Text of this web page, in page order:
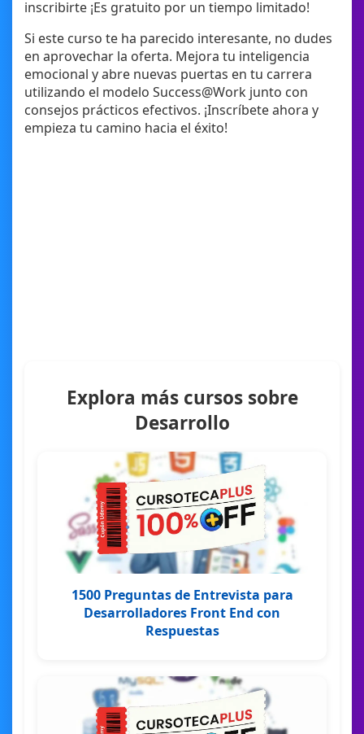
inscribirte ¡Es gratuito por un tiempo limitado!
Si este curso te ha parecido interesante, no dudes
en aprovechar la oferta. Mejora tu inteligencia
emocional y abre nuevas puertas en tu carrera
utilizando el modelo Success@Work junto con
consejos prácticos efectivos. ¡Inscríbete ahora y
empieza tu camino hacia el éxito!
Explora más cursos sobre
Desarrollo
1500 Preguntas de Entrevista para
Desarrolladores Front End con
Respuestas